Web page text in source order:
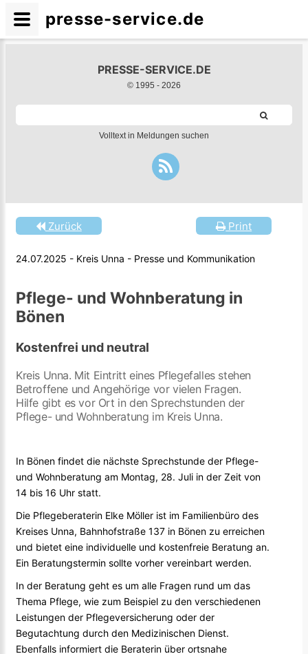
PRESSE-SERVICE.DE
© 1995 - 2026
Volltext in Meldungen suchen
Print
Zurück
24.07.2025 - Kreis Unna - Presse und Kommunikation
Pflege- und Wohnberatung in
Bönen
Kostenfrei und neutral
Kreis Unna. Mit Eintritt eines Pflegefalles stehen
Betroffene und Angehörige vor vielen Fragen.
Hilfe gibt es vor Ort in den Sprechstunden der
Pflege- und Wohnberatung im Kreis Unna.
In Bönen findet die nächste Sprechstunde der Pflege-
und Wohnberatung am Montag, 28. Juli in der Zeit von
14 bis 16 Uhr statt.
Die Pflegeberaterin Elke Möller ist im Familienbüro des
Kreises Unna, Bahnhofstraße 137 in Bönen zu erreichen
und bietet eine individuelle und kostenfreie Beratung an.
Ein Beratungstermin sollte vorher vereinbart werden.
In der Beratung geht es um alle Fragen rund um das
Thema Pflege, wie zum Beispiel zu den verschiedenen
Leistungen der Pflegeversicherung oder der
Begutachtung durch den Medizinischen Dienst.
Ebenfalls informiert die Beraterin über ortsnahe
presse-service.de